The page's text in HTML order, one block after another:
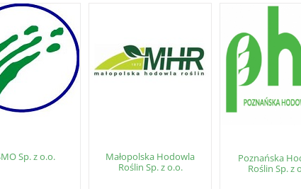
Sp. z o.o.
Małopolska Hodowla
Roślin Sp. z o.o.
Poznańska
Roślin Sp. z